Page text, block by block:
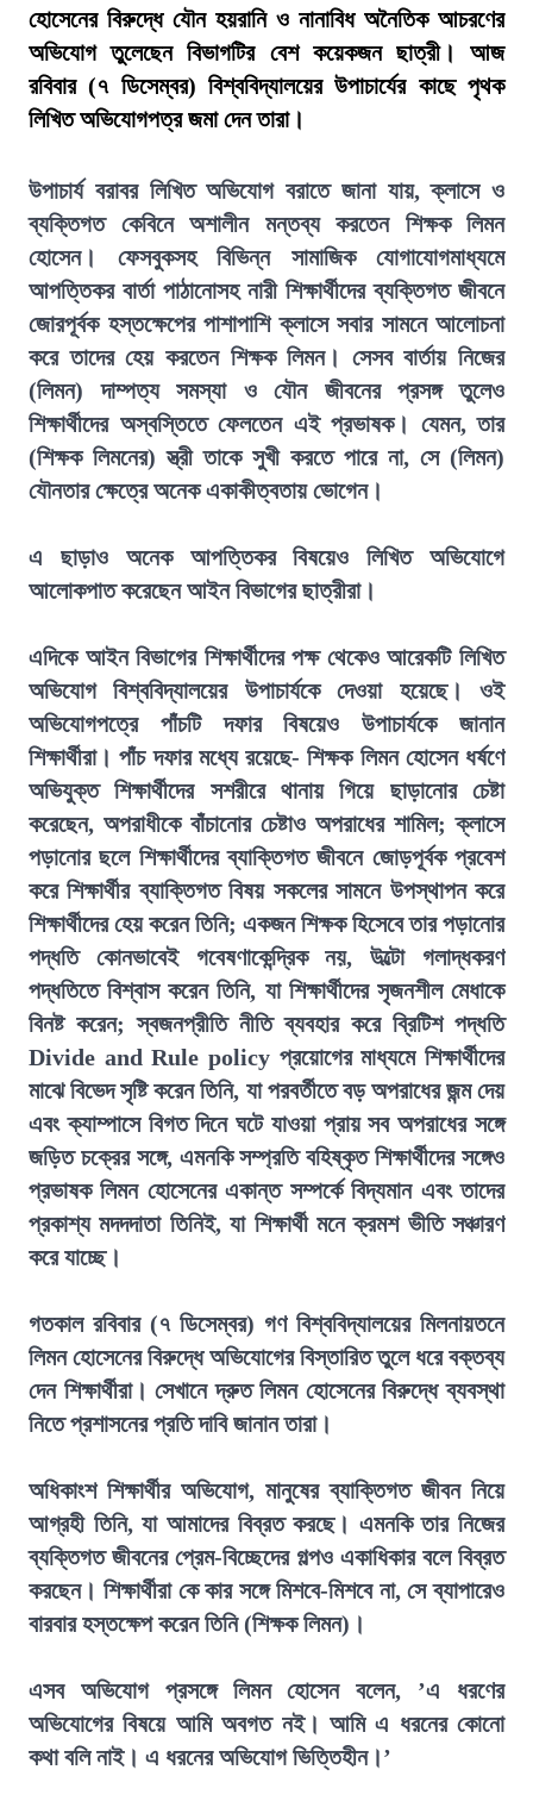
হোসেনের বিরুদ্ধে যৌন হয়রানি ও নানাবিধ অনৈতিক আচরণের
অভিযোগ তুলেছেন বিভাগটির বেশ কয়েকজন ছাত্রী। আজ
রবিবার (৭ ডিসেম্বর) বিশ্ববিদ্যালয়ের উপাচার্যের কাছে পৃথক
লিখিত অভিযোগপত্র জমা দেন তারা।
উপাচার্য বরাবর লিখিত অভিযোগ বরাতে জানা যায়, ক্লাসে ও
ব্যক্তিগত কেবিনে অশালীন মন্তব্য করতেন শিক্ষক লিমন
হোসেন। ফেসবুকসহ বিভিন্ন সামাজিক যোগাযোগমাধ্যমে
আপত্তিকর বার্তা পাঠানোসহ নারী শিক্ষার্থীদের ব্যক্তিগত জীবনে
জোরপূর্বক হস্তক্ষেপের পাশাপাশি ক্লাসে সবার সামনে আলোচনা
করে তাদের হেয় করতেন শিক্ষক লিমন। সেসব বার্তায় নিজের
(লিমন) দাম্পত্য সমস্যা ও যৌন জীবনের প্রসঙ্গ তুলেও
শিক্ষার্থীদের অস্বস্তিতে ফেলতেন এই প্রভাষক। যেমন, তার
(শিক্ষক লিমনের) স্ত্রী তাকে সুখী করতে পারে না, সে (লিমন)
যৌনতার ক্ষেত্রে অনেক একাকীত্বতায় ভোগেন।
এ ছাড়াও অনেক আপত্তিকর বিষয়েও লিখিত অভিযোগে
আলোকপাত করেছেন আইন বিভাগের ছাত্রীরা।
এদিকে আইন বিভাগের শিক্ষার্থীদের পক্ষ থেকেও আরেকটি লিখিত
অভিযোগ বিশ্ববিদ্যালয়ের উপাচার্যকে দেওয়া হয়েছে। ওই
অভিযোগপত্রে পাঁচটি দফার বিষয়েও উপাচার্যকে জানান
শিক্ষার্থীরা। পাঁচ দফার মধ্যে রয়েছে- শিক্ষক লিমন হোসেন ধর্ষণে
অভিযুক্ত শিক্ষার্থীদের সশরীরে থানায় গিয়ে ছাড়ানোর চেষ্টা
করেছেন, অপরাধীকে বাঁচানোর চেষ্টাও অপরাধের শামিল; ক্লাসে
পড়ানোর ছলে শিক্ষার্থীদের ব্যাক্তিগত জীবনে জোড়পূর্বক প্রবেশ
করে শিক্ষার্থীর ব্যাক্তিগত বিষয় সকলের সামনে উপস্থাপন করে
শিক্ষার্থীদের হেয় করেন তিনি; একজন শিক্ষক হিসেবে তার পড়ানোর
পদ্ধতি কোনভাবেই গবেষণাকেন্দ্রিক নয়, উল্টো গলাদ্ধকরণ
পদ্ধতিতে বিশ্বাস করেন তিনি, যা শিক্ষার্থীদের সৃজনশীল মেধাকে
বিনষ্ট করেন; স্বজনপ্রীতি নীতি ব্যবহার করে ব্রিটিশ পদ্ধতি
Divide and Rule policy প্রয়োগের মাধ্যমে শিক্ষার্থীদের
মাঝে বিভেদ সৃষ্টি করেন তিনি, যা পরবর্তীতে বড় অপরাধের জন্ম দেয়
এবং ক্যাম্পাসে বিগত দিনে ঘটে যাওয়া প্রায় সব অপরাধের সঙ্গে
জড়িত চক্রের সঙ্গে, এমনকি সম্প্রতি বহিষ্কৃত শিক্ষার্থীদের সঙ্গেও
প্রভাষক লিমন হোসেনের একান্ত সম্পর্কে বিদ্যমান এবং তাদের
প্রকাশ্য মদদদাতা তিনিই, যা শিক্ষার্থী মনে ক্রমশ ভীতি সঞ্চারণ
করে যাচ্ছে।
গতকাল রবিবার (৭ ডিসেম্বর) গণ বিশ্ববিদ্যালয়ের মিলনায়তনে
লিমন হোসেনের বিরুদ্ধে অভিযোগের বিস্তারিত তুলে ধরে বক্তব্য
দেন শিক্ষার্থীরা। সেখানে দ্রুত লিমন হোসেনের বিরুদ্ধে ব্যবস্থা
নিতে প্রশাসনের প্রতি দাবি জানান তারা।
অধিকাংশ শিক্ষার্থীর অভিযোগ, মানুষের ব্যাক্তিগত জীবন নিয়ে
আগ্রহী তিনি, যা আমাদের বিব্রত করছে। এমনকি তার নিজের
ব্যক্তিগত জীবনের প্রেম-বিচ্ছেদের গল্পও একাধিকার বলে বিব্রত
করছেন। শিক্ষার্থীরা কে কার সঙ্গে মিশবে-মিশবে না, সে ব্যাপারেও
বারবার হস্তক্ষেপ করেন তিনি (শিক্ষক লিমন)।
এসব অভিযোগ প্রসঙ্গে লিমন হোসেন বলেন, ’এ ধরণের
অভিযোগের বিষয়ে আমি অবগত নই। আমি এ ধরনের কোনো
কথা বলি নাই। এ ধরনের অভিযোগ ভিত্তিহীন।’